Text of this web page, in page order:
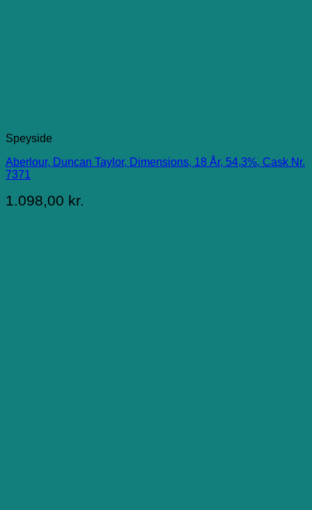
Speyside
Aberlour, Duncan Taylor, Dimensions, 18 År, 54,3%, Cask Nr.
7371
1.098,00 kr.